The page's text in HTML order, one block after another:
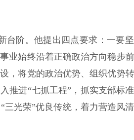
台阶。他提出四点要求：一要
业始终沿着正确政治方向稳步
，将党的政治优势、组织优势
推进“七抓工程”，抓实支部标
光荣”优良传统，着力营造风